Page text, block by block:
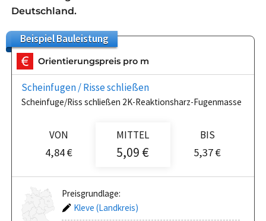
Deutschland.
BeispielBauleistung
Orientierungspreis pro m
Scheinfugen / Risse schließen
Scheinfuge/Riss schließen 2K-Reaktionsharz-Fugenmasse
VON
4,84 €
MITTEL
5,09 €
BIS
5,37 €
Preisgrundlage:
Kleve (Landkreis)